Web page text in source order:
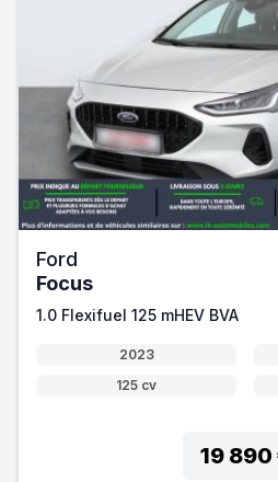
Ford
Focus
1.0 Flexifuel 125 mHEV BVA
2023
125 cv
19 890